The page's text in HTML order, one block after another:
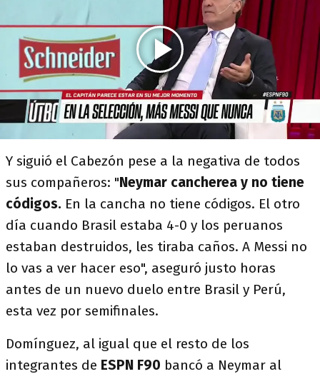
Y siguió el Cabezón pese a la negativa de todos
sus compañeros: "Neymar cancherea y no tiene
códigos. En la cancha no tiene códigos. El otro
día cuando Brasil estaba 4-0 y los peruanos
estaban destruidos, les tiraba caños. A Messi no
lo vas a ver hacer eso", aseguró justo horas
antes de un nuevo duelo entre Brasil y Perú,
esta vez por semifinales.
Domínguez, al igual que el resto de los
integrantes de ESPN F90 bancó a Neymar al